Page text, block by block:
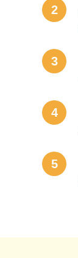
2
3
4
5